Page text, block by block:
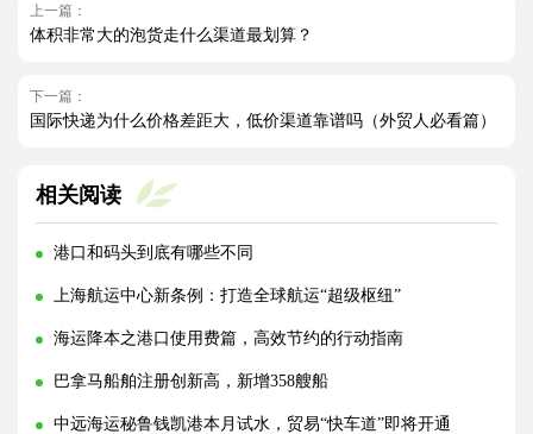
上一篇：
体积非常大的泡货走什么渠道最划算？
下一篇：
国际快递为什么价格差距大，低价渠道靠谱吗（外贸人必看篇）
相关阅读
港口和码头到底有哪些不同
上海航运中心新条例：打造全球航运“超级枢纽”
海运降本之港口使用费篇，高效节约的行动指南
巴拿马船舶注册创新高，新增358艘船
中远海运秘鲁钱凯港本月试水，贸易“快车道”即将开通